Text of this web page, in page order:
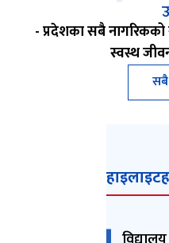
- प्रदेशका सबै नागरिकको
स्वस्थ
सबै